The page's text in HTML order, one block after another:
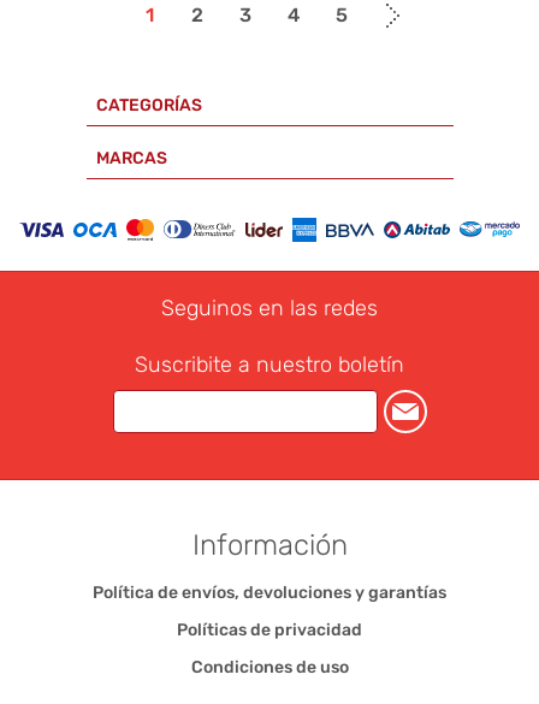
1 2 3 4 5
CATEGORÍAS
MARCAS
Seguinos en las redes
Suscribite a nuestro boletín
Información
Política de envíos, devoluciones y garantías
Políticas de privacidad
Condiciones de uso